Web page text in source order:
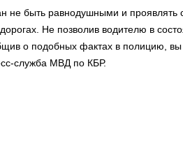
не быть равнодушными и проявлять
Не позволив водителю в
о подобных фактах в полицию, вы
служба МВД по КБР.